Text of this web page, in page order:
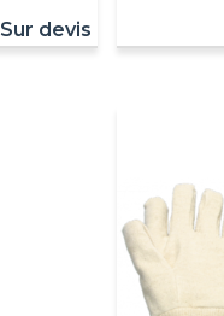
Sur devis